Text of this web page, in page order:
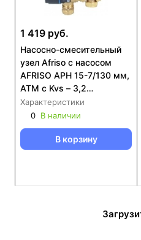
1 419 руб.
Насосно-смесительный
узел Afriso с насосом
AFRISO APH 15-7/130 мм,
ATM с Kvs – 3,2
(9050220)
Характеристики
0 В наличии
В корзину